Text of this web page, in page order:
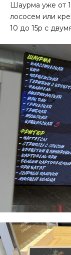
Шаурма уже от
лососем или
10 до 15р с